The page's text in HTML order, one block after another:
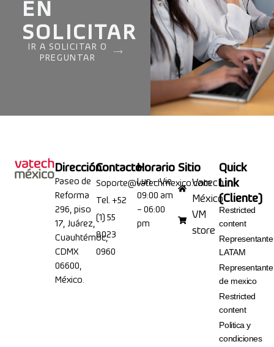
EN
SOLICITAR
IR A SOLICITAR O
PREGUNTAR
Dirección
Paseo de
Reforma
296, piso
17, Juárez,
Cuauhtémoc,
CDMX
06600,
México.
Contacto
Soporte@vatechmexico.com
Tel. +52
(1) 55
8023
0960
Horario
Lun – Vie
09:00 am
– 06:00
pm
Sitio
Vatech
México
VM
store
Quick
Link
(Cliente)
Restricted
content
Representante
LATAM
Representante
de mexico
Restricted
content
Politica y
condiciones